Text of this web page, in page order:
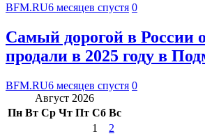
BFM.RU6 месяцев спустя 0
Самый дорогой в России
продали в 2025 году в
BFM.RU6 месяцев спустя 0
Август 2026
Пн Вт Ср Чт Пт Сб Вс
1
2